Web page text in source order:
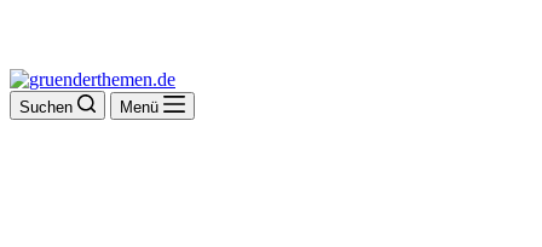
Suchen Menü